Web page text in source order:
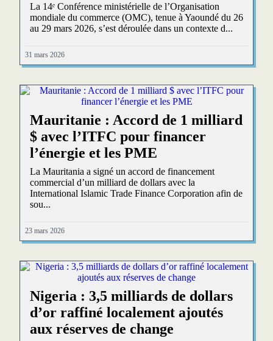
La 14ᵉ Conférence ministérielle de l’Organisation
mondiale du commerce (OMC), tenue à Yaoundé du 26
au 29 mars 2026, s’est déroulée dans un contexte d...
31 mars 2026
Mauritanie : Accord de 1 milliard
$ avec l’ITFC pour financer
l’énergie et les PME
La Mauritania a signé un accord de financement
commercial d’un milliard de dollars avec la
International Islamic Trade Finance Corporation afin de
sou...
23 mars 2026
Nigeria : 3,5 milliards de dollars
d’or raffiné localement ajoutés
aux réserves de change